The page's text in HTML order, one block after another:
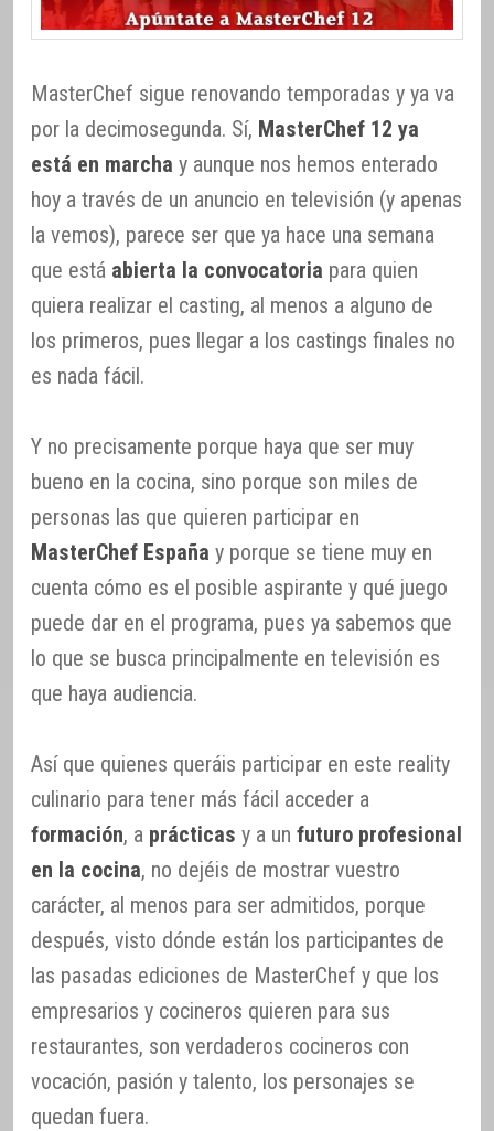
MasterChef sigue renovando temporadas y ya va
por la decimosegunda. Sí, MasterChef 12 ya
está en marcha y aunque nos hemos enterado
hoy a través de un anuncio en televisión (y apenas
la vemos), parece ser que ya hace una semana
que está abierta la convocatoria para quien
quiera realizar el casting, al menos a alguno de
los primeros, pues llegar a los castings finales no
es nada fácil.
Y no precisamente porque haya que ser muy
bueno en la cocina, sino porque son miles de
personas las que quieren participar en
MasterChef España y porque se tiene muy en
cuenta cómo es el posible aspirante y qué juego
puede dar en el programa, pues ya sabemos que
lo que se busca principalmente en televisión es
que haya audiencia.
Así que quienes queráis participar en este reality
culinario para tener más fácil acceder a
formación, a prácticas y a un futuro profesional
en la cocina, no dejéis de mostrar vuestro
carácter, al menos para ser admitidos, porque
después, visto dónde están los participantes de
las pasadas ediciones de MasterChef y que los
empresarios y cocineros quieren para sus
restaurantes, son verdaderos cocineros con
vocación, pasión y talento, los personajes se
quedan fuera.